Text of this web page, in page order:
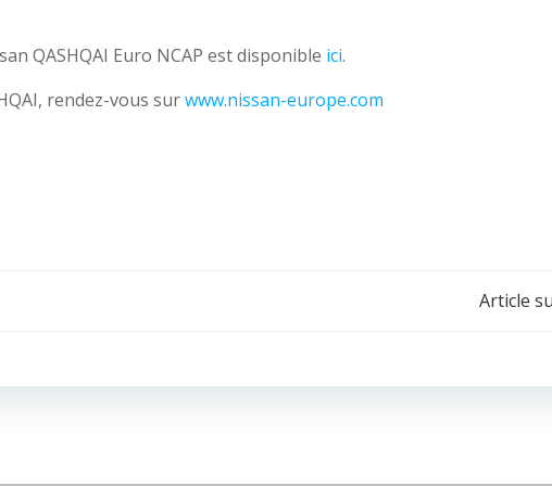
QASHQAI Euro NCAP est disponible ici.
rendez-vous surwww.nissan-europe.com
Article